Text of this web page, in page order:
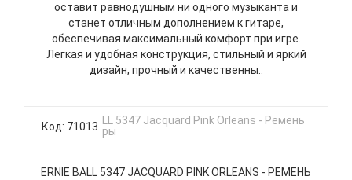
оставит равнодушным ни одного музыканта и
станет отличным дополнением к гитаре,
обеспечивая максимальный комфорт при игре.
Легкая и удобная конструкция, стильный и яркий
дизайн, прочный и качественны..
Код: 71013
ERNIE BALL 5347 JACQUARD PINK ORLEANS - РЕМЕНЬ